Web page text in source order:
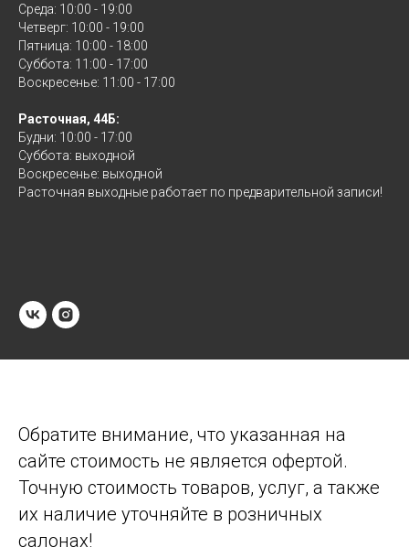
Среда: 10:00 - 19:00
Четверг: 10:00 - 19:00
Пятница: 10:00 - 18:00
Суббота: 11:00 - 17:00
Воскресенье: 11:00 - 17:00
Расточная, 44Б:
Будни: 10:00 - 17:00
Суббота: выходной
Воскресенье: выходной
Расточная выходные работает по предварительной записи!
Обратите внимание, что указанная на
сайте стоимость не является офертой.
Точную стоимость товаров, услуг, а также
их наличие уточняйте в розничных
салонах!